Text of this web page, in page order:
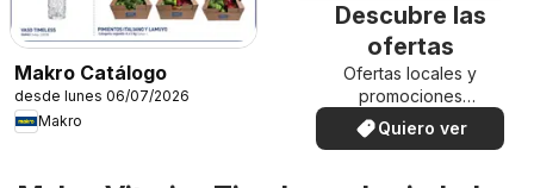
Makro Catálogo
desde lunes 06/07/2026
Makro
Descubre las
ofertas
Ofertas locales y
promociones
especiales.
Quiero ver